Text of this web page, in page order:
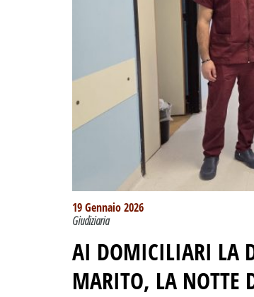
19 Gennaio 2026
Giudiziaria
AI DOMICILIARI LA
MARITO, LA NOTTE